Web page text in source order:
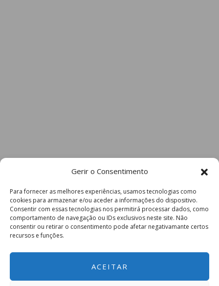
Gerir o Consentimento
Para fornecer as melhores experiências, usamos tecnologias como
cookies para armazenar e/ou aceder a informações do dispositivo.
Consentir com essas tecnologias nos permitirá processar dados, como
comportamento de navegação ou IDs exclusivos neste site. Não
consentir ou retirar o consentimento pode afetar negativamante certos
recursos e funções.
ACEITAR